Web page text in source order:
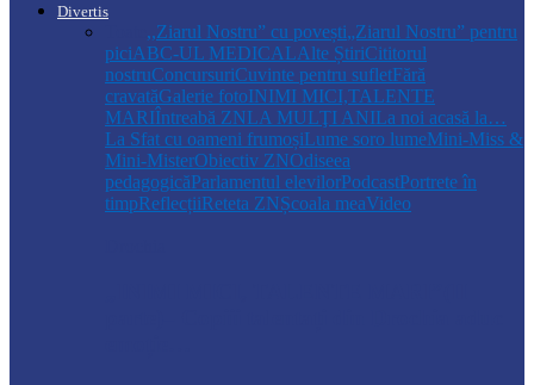
Divertis
,,Ziarul Nostru” cu povești„Ziarul Nostru” pentru
piciABC-UL MEDICALAlte ȘtiriCititorul
nostruConcursuriCuvinte pentru sufletFără
cravatăGalerie fotoINIMI MICI,TALENTE
MARIÎntreabă ZNLA MULŢI ANILa noi acasă la…
La Sfat cu oameni frumoșiLume soro lumeMini-Miss &
Mini-MisterObiectiv ZNOdiseea
pedagogicăParlamentul elevilorPodcastPortrete în
timpReflecțiiReteta ZNȘcoala meaVideo